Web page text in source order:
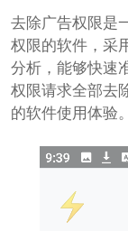
去除广告权限是
权限的软件，采
分析，能够快速
权限请求全部去
的软件使用体验。